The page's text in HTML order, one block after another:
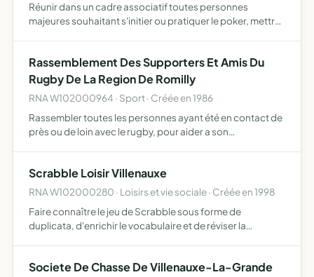
Réunir dans un cadre associatif toutes personnes
majeures souhaitant s'initier ou pratiquer le poker, mettre
Rassemblement Des Supporters Et Amis Du
Rugby De La Region De Romilly
RNA W102000964 · Sport · Créée en 1986
Rassembler toutes les personnes ayant été en contact de
près ou de loin avec le rugby, pour aider a son
Scrabble Loisir Villenauxe
RNA W102000280 · Loisirs et vie sociale · Créée en 1998
Faire connaître le jeu de Scrabble sous forme de
duplicata, d'enrichir le vocabulaire et de réviser la
Societe De Chasse De Villenauxe-La-Grande